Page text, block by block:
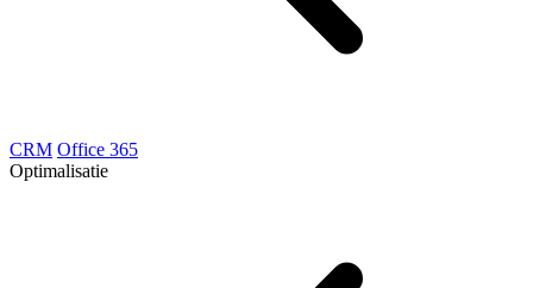
CRM Office 365
Optimalisatie